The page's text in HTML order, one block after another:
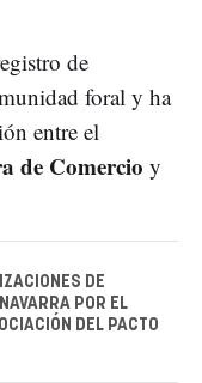
de
foral y ha
entre el
de Comercio y
DE
POR EL
DEL PACTO